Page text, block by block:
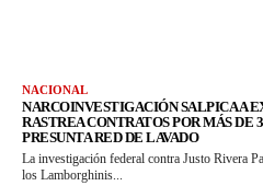
NACIONAL
NARCOINVESTIGACIÓN SALPICA A
RASTREA CONTRATOS POR MÁS DE
PRESUNTA RED DE LAVADO
La investigación federal contra Justo Rivera
los Lamborghinis...